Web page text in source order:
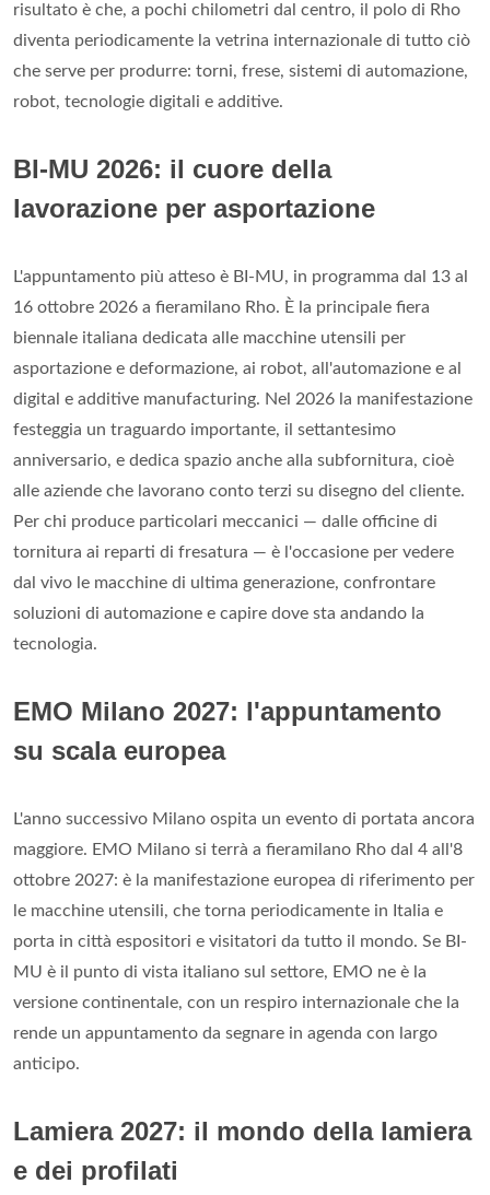
risultato è che, a pochi chilometri dal centro, il polo di Rho
diventa periodicamente la vetrina internazionale di tutto ciò
che serve per produrre: torni, frese, sistemi di automazione,
robot, tecnologie digitali e additive.
BI-MU 2026: il cuore della
lavorazione per asportazione
L'appuntamento più atteso è BI-MU, in programma dal 13 al
16 ottobre 2026 a fieramilano Rho. È la principale fiera
biennale italiana dedicata alle macchine utensili per
asportazione e deformazione, ai robot, all'automazione e al
digital e additive manufacturing. Nel 2026 la manifestazione
festeggia un traguardo importante, il settantesimo
anniversario, e dedica spazio anche alla subfornitura, cioè
alle aziende che lavorano conto terzi su disegno del cliente.
Per chi produce particolari meccanici — dalle officine di
tornitura ai reparti di fresatura — è l'occasione per vedere
dal vivo le macchine di ultima generazione, confrontare
soluzioni di automazione e capire dove sta andando la
tecnologia.
EMO Milano 2027: l'appuntamento
su scala europea
L'anno successivo Milano ospita un evento di portata ancora
maggiore. EMO Milano si terrà a fieramilano Rho dal 4 all'8
ottobre 2027: è la manifestazione europea di riferimento per
le macchine utensili, che torna periodicamente in Italia e
porta in città espositori e visitatori da tutto il mondo. Se BI-
MU è il punto di vista italiano sul settore, EMO ne è la
versione continentale, con un respiro internazionale che la
rende un appuntamento da segnare in agenda con largo
anticipo.
Lamiera 2027: il mondo della lamiera
e dei profilati